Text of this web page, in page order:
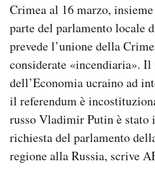
Crimea al 16 marzo,
parte del parlamento locale
prevede l’unione della
considerate «incendiaria».
dell’Economia ucraino ad
il referendum è
russo Vladimir Putin è stato
richiesta del parlamento
regione alla Russia, scrive